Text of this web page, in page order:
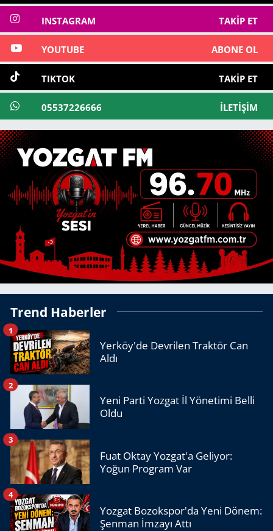
INSTAGRAM TAKIP ET
YOUTUBE ABONE OL
TIKTOK TAKIP ET
05537226666 İLETIŞIM
Trend Haberler
Yerköy'de Devrilen Traktör Can
Aldı
1
Yeni Parti Yozgat İl Yönetimi Belli
Oldu
2
Fuat Oktay Yozgat'a Geliyor:
Yoğun Program Var
3
Yozgat Bozokspor'da Yeni Dönem:
Şenman İmzayı Attı
4